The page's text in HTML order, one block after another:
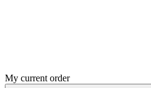
My current order